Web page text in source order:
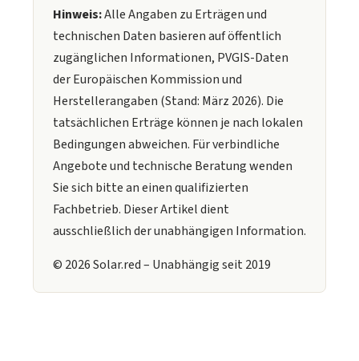
Hinweis:Alle Angaben zu Erträgen und
technischen Daten basieren auf öffentlich
zugänglichen Informationen, PVGIS-Daten
der Europäischen Kommission und
Herstellerangaben (Stand: März 2026). Die
tatsächlichen Erträge können je nach lokalen
Bedingungen abweichen. Für verbindliche
Angebote und technische Beratung wenden
Sie sich bitte an einen qualifizierten
Fachbetrieb. Dieser Artikel dient
ausschließlich der unabhängigen Information.
© 2026 Solar.red – Unabhängig seit 2019